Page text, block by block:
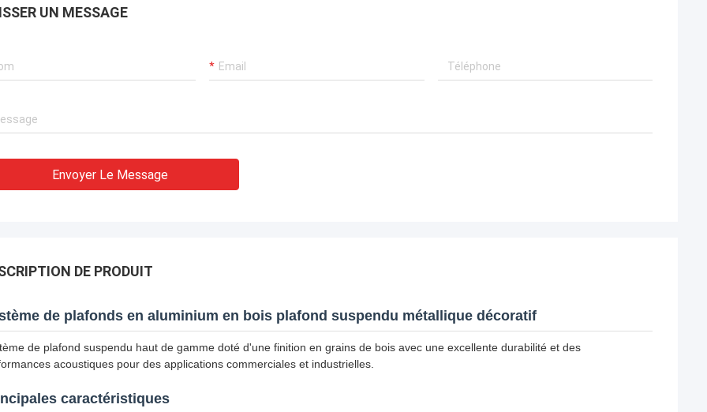
UN MESSAGE
Envoyer Le Message
DE PRODUIT
de plafonds en aluminium en bois plafond suspendu métallique décoratif
de plafond suspendu haut de gamme doté d'une finition en grains de bois avec une excellente durabilité et des
acoustiques pour des applications commerciales et industrielles.
caractéristiques